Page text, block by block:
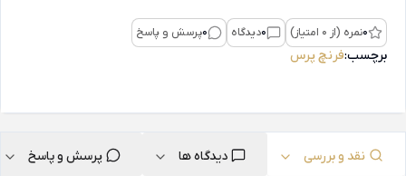
0نمره (از 0 امتیاز) 0دیدگاه 0پرسش و پاسخ
برچسب:فرنچ پرس
نقد و بررسی دیدگاه ها پرسش و پاسخ